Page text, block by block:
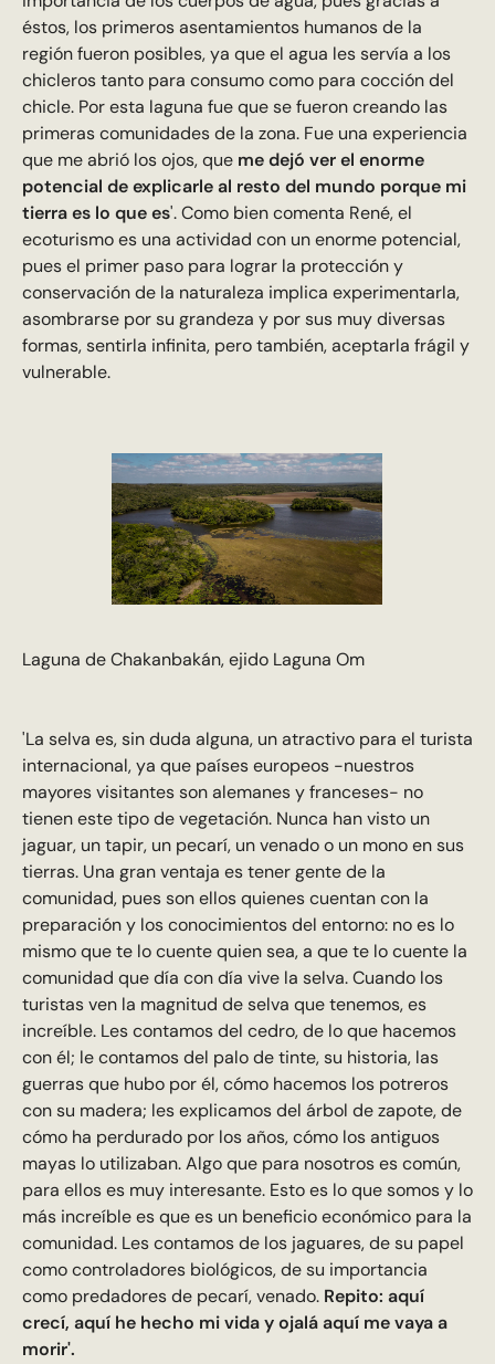
éstos, los primeros asentamientos humanos de la
región fueron posibles, ya que el agua les servía a los
chicleros tanto para consumo como para cocción del
chicle. Por esta laguna fue que se fueron creando las
primeras comunidades de la zona. Fue una experiencia
que me abrió los ojos, que me dejó ver el enorme
potencial de explicarle al resto del mundo porque mi
tierra es lo que es'. Como bien comenta René, el
ecoturismo es una actividad con un enorme potencial,
pues el primer paso para lograr la protección y
conservación de la naturaleza implica experimentarla,
asombrarse por su grandeza y por sus muy diversas
formas, sentirla infinita, pero también, aceptarla frágil y
vulnerable.
Laguna de Chakanbakán, ejido Laguna Om
'La selva es, sin duda alguna, un atractivo para el turista
internacional, ya que países europeos -nuestros
mayores visitantes son alemanes y franceses- no
tienen este tipo de vegetación. Nunca han visto un
jaguar, un tapir, un pecarí, un venado o un mono en sus
tierras. Una gran ventaja es tener gente de la
comunidad, pues son ellos quienes cuentan con la
preparación y los conocimientos del entorno: no es lo
mismo que te lo cuente quien sea, a que te lo cuente la
comunidad que día con día vive la selva. Cuando los
turistas ven la magnitud de selva que tenemos, es
increíble. Les contamos del cedro, de lo que hacemos
con él; le contamos del palo de tinte, su historia, las
guerras que hubo por él, cómo hacemos los potreros
con su madera; les explicamos del árbol de zapote, de
cómo ha perdurado por los años, cómo los antiguos
mayas lo utilizaban. Algo que para nosotros es común,
para ellos es muy interesante. Esto es lo que somos y lo
más increíble es que es un beneficio económico para la
comunidad. Les contamos de los jaguares, de su papel
como controladores biológicos, de su importancia
como predadores de pecarí, venado. Repito: aquí
crecí, aquí he hecho mi vida y ojalá aquí me vaya a
morir'.